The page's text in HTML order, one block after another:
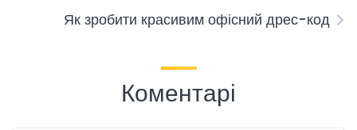
Як зробити красивим офісний дрес-код
Коментарі